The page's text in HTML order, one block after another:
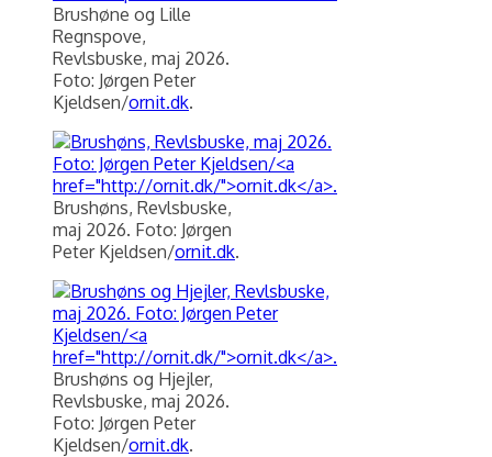
Brushøne og Lille
Regnspove,
Revlsbuske, maj 2026.
Foto: Jørgen Peter
Kjeldsen/ornit.dk.
Brushøns, Revlsbuske,
maj 2026. Foto: Jørgen
Peter Kjeldsen/ornit.dk.
Brushøns og Hjejler,
Revlsbuske, maj 2026.
Foto: Jørgen Peter
Kjeldsen/ornit.dk.